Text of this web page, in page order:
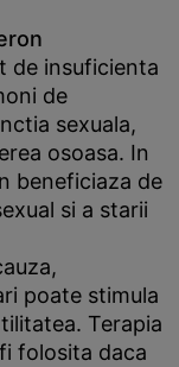
de insuficienta
de
sexuala,
osoasa. In
beneficiaza de
si a starii
poate stimula
Terapia
folosita daca